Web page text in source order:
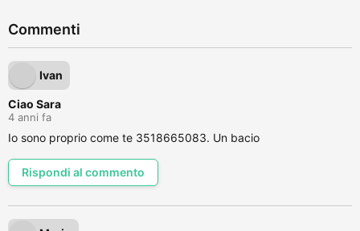
Commenti
Ivan
Ciao Sara
4 anni fa
Io sono proprio come te 3518665083. Un bacio
Rispondi al commento